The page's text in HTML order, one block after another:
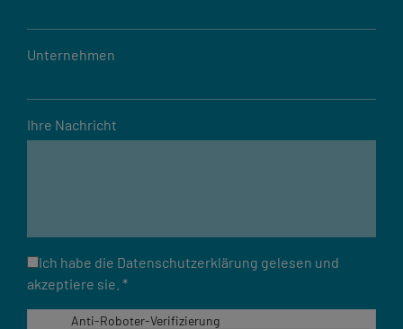
Unternehmen
Ihre Nachricht
Ich habe die Datenschutzerklärung gelesen und
akzeptiere sie. *
Anti-Roboter-Verifizierung